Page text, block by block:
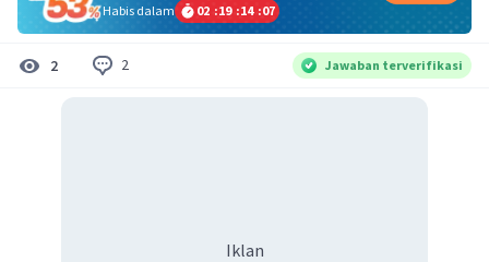
Habis dalam
02 :19 :14 :06
2 2 Jawaban terverifikasi
Iklan